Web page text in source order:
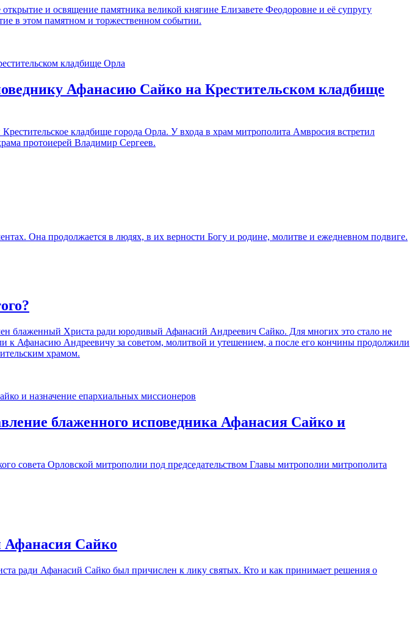
и освящение памятника великой княгине Елизавете Феодоровне и её супругу
в этом памятном и торжественном событии.
Афанасию Сайко на Крестительском кладбище
кладбище города Орла. У входа в храм митрополита Амвросия встретил
протоиерей Владимир Сергеев.
Она продолжается в людях, в их верности Богу и родине, молитве и ежедневном подвиге.
блаженный Христа ради юродивый Афанасий Андреевич Сайко. Для многих это стало не
к Афанасию Андреевичу за советом, молитвой и утешением, а после его кончины продолжили
храмом.
блаженного исповедника Афанасия Сайко и
совета Орловской митрополии под председательством Главы митрополии митрополита
Афанасия Сайко
ради Афанасий Сайко был причислен к лику святых. Кто и как принимает решения о